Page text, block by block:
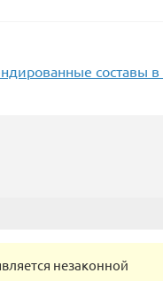
составы
незаконной